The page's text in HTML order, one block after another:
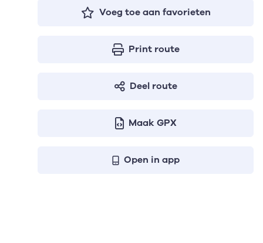
Voeg toe aan favorieten
Print route
Deel route
Maak GPX
Open in app